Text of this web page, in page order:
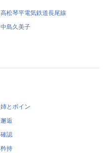
高松琴平電気鉄道長尾線
中島久美子
姉とボイン
邂逅
確認
矜持